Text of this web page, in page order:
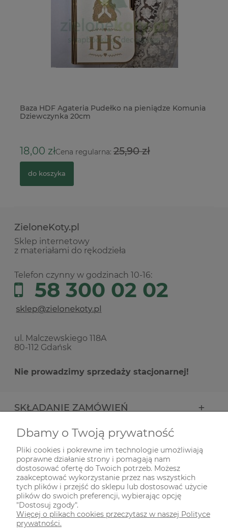
Baza HDF Agateria Pudełko na pieniądze Komunia
Dziewczynka 20cm
18,00 złCena regularna:25,90 zł
do koszyka
ZieloneKoty.pl
Sklep internetowy
z materiałami do rękodzieła
Telefon czynny w godzinach 10-16:
58 300 02 02
ul. Malczewskiego 118A
80-112 Gdańsk
Nie prowadzimy sprzedaży stacjonarnej!
SKŁADANIE ZAMÓWIEŃ
INFORMACJE
ODWIEDŹ NAS NA
Dbamy o Twoją prywatność
Pliki cookies i pokrewne im technologie umożliwiają
poprawne działanie strony i pomagają nam
dostosować ofertę do Twoich potrzeb. Możesz
zaakceptować wykorzystanie przez nas wszystkich
tych plików i przejść do sklepu lub dostosować użycie
plików do swoich preferencji, wybierając opcję
"Dostosuj zgody".
Więcej o plikach cookies przeczytasz w naszej Polityce
prywatności.